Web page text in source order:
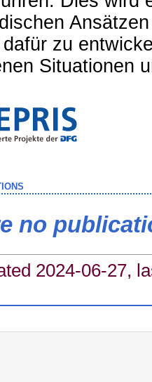
zu
Situationen
no
2024-06-27,